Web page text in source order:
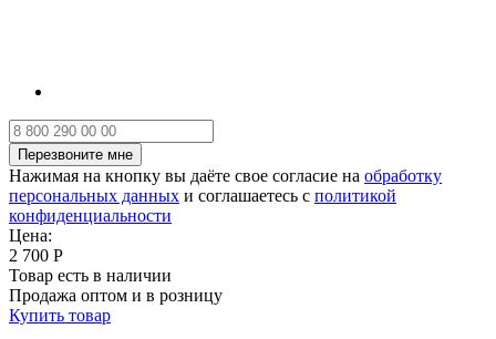
Нажимая на кнопку вы даёте свое согласие на обработку
персональных данных и соглашаетесь с политикой
конфиденциальности
Цена:
2 700 Р
Товар есть в наличии
Продажа оптом и в розницу
Купить товар